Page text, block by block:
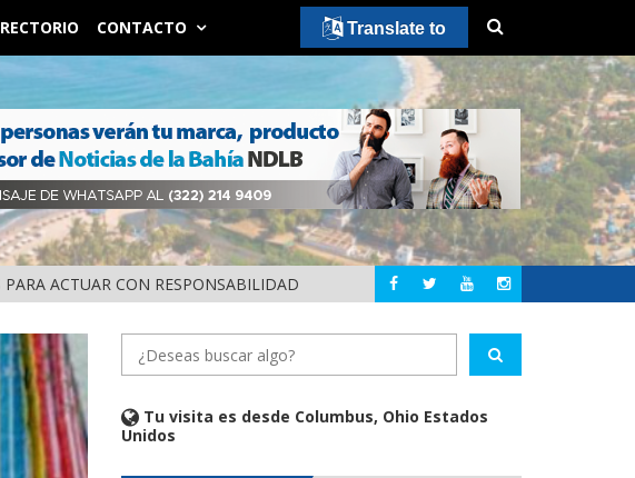
CONTACTO
ACTUAR CON RESPONSABILIDAD NAYARIT CONVOCAN A LA
Tu visita es desde Columbus, Ohio Estados
Unidos
Translate to